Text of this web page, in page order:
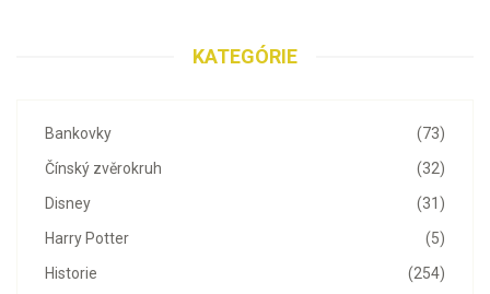
KATEGÓRIE
(73)
Bankovky
(32)
Čínský zvěrokruh
(31)
Disney
(5)
Harry Potter
(254)
Historie